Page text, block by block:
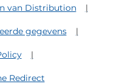
van Distribution
gegevens
Redirect